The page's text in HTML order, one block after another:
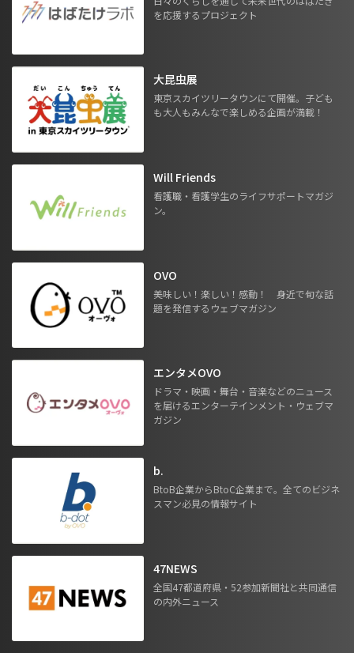
を応援するプロジェクト
大昆虫展
東京スカイツリータウンにて開催。子ども
も大人もみんなで楽しめる企画が満載！
Will Friends
看護職・看護学生のライフサポートマガジ
ン。
OVO
美味しい！楽しい！感動！ 身近で旬な話
題を発信するウェブマガジン
エンタメOVO
ドラマ・映画・舞台・音楽などのニュース
を届けるエンターテインメント・ウェブマ
ガジン
b.
BtoB企業からBtoC企業まで。全てのビジネ
スマン必見の情報サイト
47NEWS
全国47都道府県・52参加新聞社と共同通信
の内外ニュース